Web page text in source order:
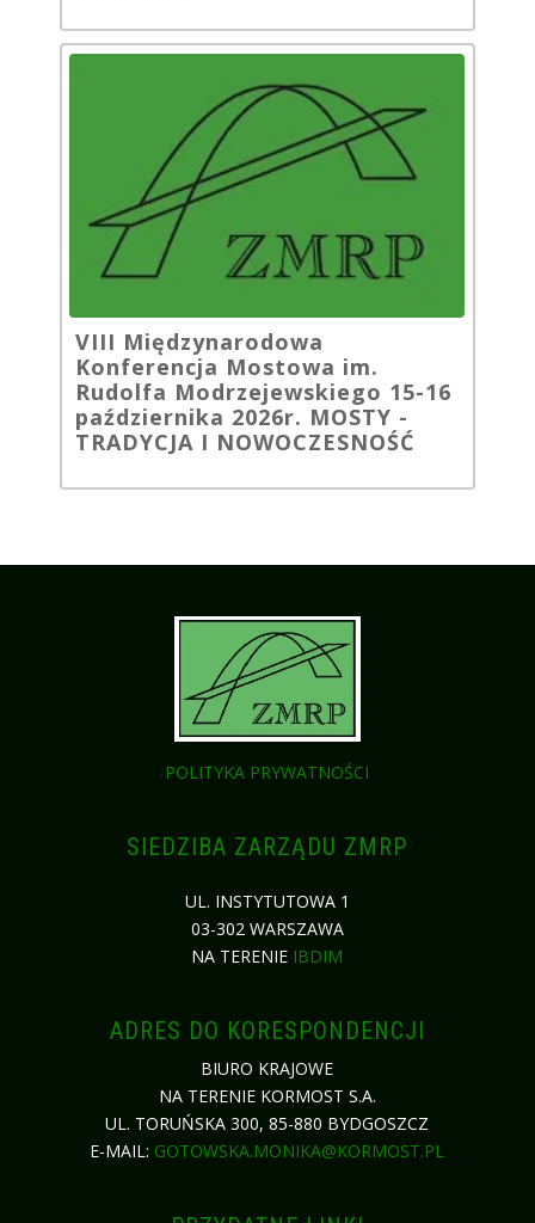
VIII Międzynarodowa
Konferencja Mostowa im.
Rudolfa Modrzejewskiego 15-16
października 2026r. MOSTY -
TRADYCJA I NOWOCZESNOŚĆ
POLITYKA PRYWATNOŚCI
SIEDZIBA ZARZĄDU ZMRP
UL. INSTYTUTOWA 1
03-302 WARSZAWA
NA TERENIE IBDIM
ADRES DO KORESPONDENCJI
BIURO KRAJOWE
NA TERENIE KORMOST S.A.
UL. TORUŃSKA 300, 85-880 BYDGOSZCZ
E-MAIL: GOTOWSKA.MONIKA@KORMOST.PL